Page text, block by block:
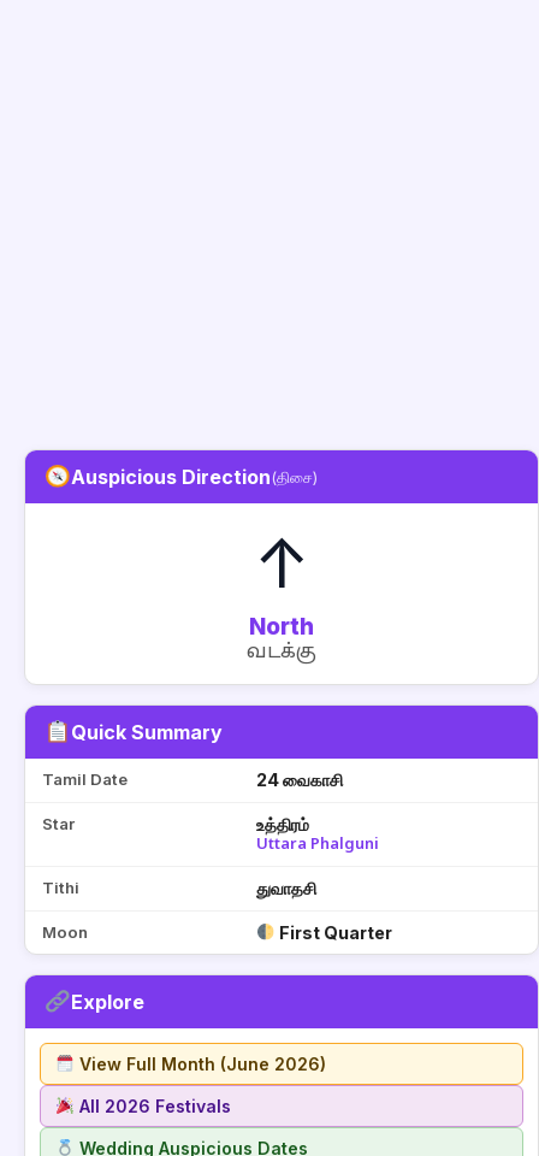
Auspicious Direction(திசை)
↑
North
வடக்கு
Quick Summary
Tamil Date 24 வைகாசி
Star உத்திரம்
Uttara Phalguni
Tithi துவாதசி
Moon First Quarter
Explore
View Full Month (June 2026)
All 2026 Festivals
Wedding Auspicious Dates